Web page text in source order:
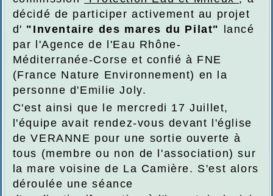
décidé de participer activement au projet
d' "Inventaire des mares du Pilat"
lancé
par l'Agence de l'Eau Rhône-
Méditerranée-Corse et confié à FNE
(France Nature Environnement) en la
personne d'Emilie Joly.
C'est ainsi que le mercredi 17 Juillet,
l'équipe avait rendez-vous devant l'église
de VERANNE pour une sortie ouverte à
tous (membre ou non de l'association) sur
la mare voisine de La Camière. S'est alors
déroulée une séance